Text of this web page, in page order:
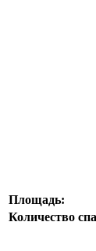
Площадь:
Количество